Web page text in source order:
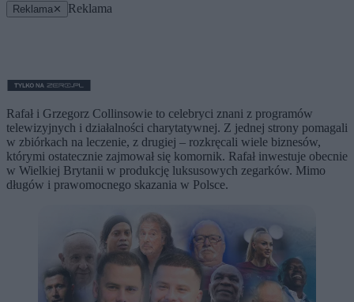
Reklama ✕ Reklama
Rafał i Grzegorz Collinsowie to celebryci znani z programów
telewizyjnych i działalności charytatywnej. Z jednej strony pomagali
w zbiórkach na leczenie, z drugiej – rozkręcali wiele biznesów,
którymi ostatecznie zajmował się komornik. Rafał inwestuje obecnie
w Wielkiej Brytanii w produkcję luksusowych zegarków. Mimo
długów i prawomocnego skazania w Polsce.